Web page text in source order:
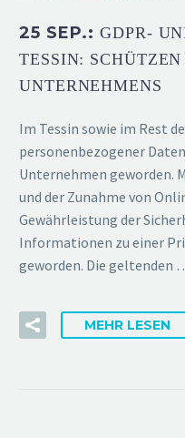
25 SEP.:GDPR-
TESSIN:
UNTERNEHMENS
Im Tessin sowie im Rest
personenbezogener
Unternehmen geworden.
und der Zunahme von
Gewährleistung der
Informationen zu einer
geworden. Die geltenden
MEHR LESEN